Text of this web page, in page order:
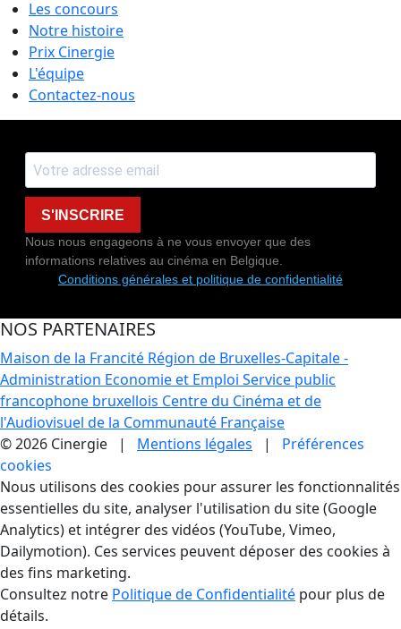
Les concours
Notre histoire
Prix Cinergie
L'équipe
Contactez-nous
S'INSCRIRE
Nous nous engageons à ne vous envoyer que des
informations relatives au cinéma en Belgique.
Conditions générales et politique de confidentialité
NOS PARTENAIRES
Maison de la Francité Région de Bruxelles-Capitale -
Administration Economie et Emploi Service public
francophone bruxellois Centre du Cinéma et de
l'Audiovisuel de la Communauté Française
© 2026 Cinergie | Mentions légales | Préférences
cookies
Gestion des Cookies
Nous utilisons des cookies pour assurer les fonctionnalités
essentielles du site, analyser l'utilisation du site (Google
Analytics) et intégrer des vidéos (YouTube, Vimeo,
Dailymotion). Ces services peuvent déposer des cookies à
des fins marketing.
Consultez notre Politique de Confidentialité pour plus de
détails.